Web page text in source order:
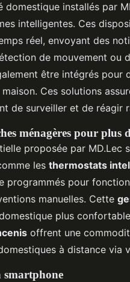
domestique installés par
intelligentes. Ces
réel, envoyant des
de mouvement ou
être intégrés pour
Ces solutions
de surveiller et de réagir
ménagères pour plus
proposée par MD.Lec
les thermostats
programmés pour
manuelles. Cette
plus
offrent une
à distance via
smartphone